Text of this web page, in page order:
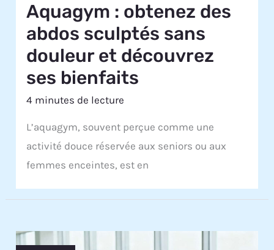
Aquagym : obtenez des
abdos sculptés sans
douleur et découvrez
ses bienfaits
4 minutes de lecture
L’aquagym, souvent perçue comme une
activité douce réservée aux seniors ou aux
femmes enceintes, est en